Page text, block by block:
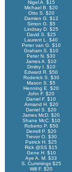
Nigel A. $15
Michael B. $20
Otto S. $20
Damien G. $12
Simon G. $5
Lindsay D. $25
David S. $25
Laurent L. $40
Peter van G. $10
Graham S. $10
Peter N. $30
James A. $10
Dmitry I. $10
Edward R. $50
Roderick S. $30
Mason S. $5
Henning E. $20
John F. $20
Daniel F. $10
Armand H. $20
Daniel S. $20
James McD. $20
Shane McC. $10
Roberto P. $50
Derrell P. $20
Trevor O. $30
Patrick H. $25
Rick @SS $15
Gene H. $10
Aye A. M. $33
S. Cummings $25
Will F. $20